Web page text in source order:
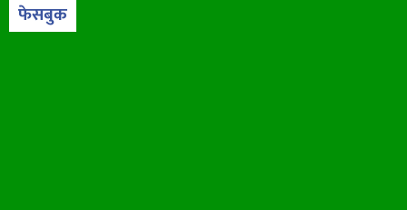
फेसबुक